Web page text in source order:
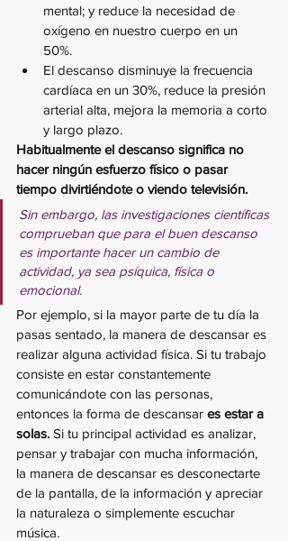
mental; y reduce la necesidad de
oxígeno en nuestro cuerpo en un
50%.
El descanso disminuye la frecuencia
cardíaca en un 30%, reduce la presión
arterial alta, mejora la memoria a corto
y largo plazo.
Habitualmente el descanso significa no
hacer ningún esfuerzo físico o pasar
tiempo divirtiéndote o viendo televisión.
Sin embargo, las investigaciones científicas
comprueban que para el buen descanso
es importante hacer un cambio de
actividad, ya sea psíquica, física o
emocional.
Por ejemplo, si la mayor parte de tu día la
pasas sentado, la manera de descansar es
realizar alguna actividad física. Si tu trabajo
consiste en estar constantemente
comunicándote con las personas,
entonces la forma de descansar es estar a
solas. Si tu principal actividad es analizar,
pensar y trabajar con mucha información,
la manera de descansar es desconectarte
de la pantalla, de la información y apreciar
la naturaleza o simplemente escuchar
música.